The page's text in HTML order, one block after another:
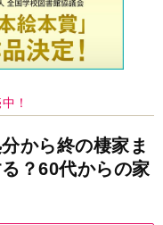
！
から終の棲家ま
？60代からの家